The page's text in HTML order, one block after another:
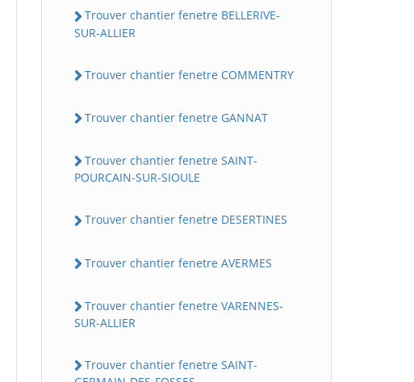
Trouver chantier fenetre BELLERIVE-
SUR-ALLIER
Trouver chantier fenetre COMMENTRY
Trouver chantier fenetre GANNAT
Trouver chantier fenetre SAINT-
POURCAIN-SUR-SIOULE
Trouver chantier fenetre DESERTINES
Trouver chantier fenetre AVERMES
Trouver chantier fenetre VARENNES-
SUR-ALLIER
Trouver chantier fenetre SAINT-